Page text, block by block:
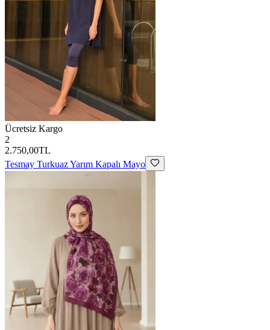
Ücretsiz Kargo
2
2.750,00TL
Tesmay Turkuaz Yarım Kapalı Mayo